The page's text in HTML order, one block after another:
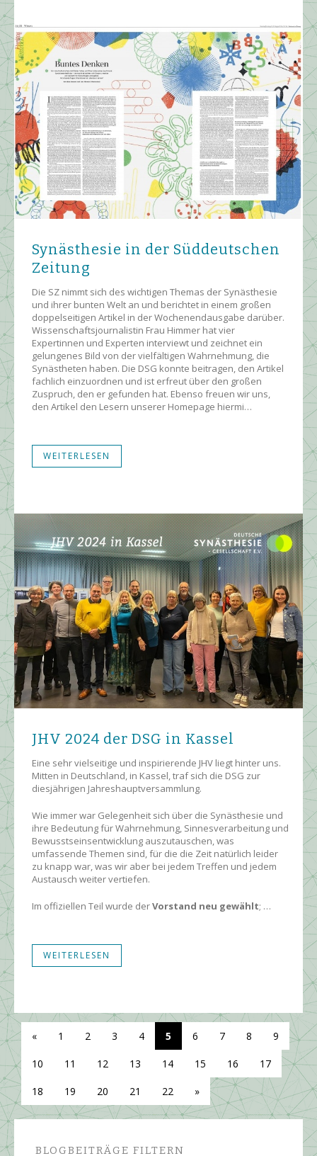
Synästhesie in der Süddeutschen
Zeitung
Die SZ nimmt sich des wichtigen Themas der Synästhesie
und ihrer bunten Welt an und berichtet in einem großen
doppelseitigen Artikel in der Wochenendausgabe darüber.
Wissenschaftsjournalistin Frau Himmer hat vier
Expertinnen und Experten interviewt und zeichnet ein
gelungenes Bild von der vielfältigen Wahrnehmung, die
Synästheten haben. Die DSG konnte beitragen, den Artikel
fachlich einzuordnen und ist erfreut über den großen
Zuspruch, den er gefunden hat. Ebenso freuen wir uns,
den Artikel den Lesern unserer Homepage hiermi…
WEITERLESEN
JHV 2024 der DSG in Kassel
Eine sehr vielseitige und inspirierende JHV liegt hinter uns.
Mitten in Deutschland, in Kassel, traf sich die DSG zur
diesjährigen Jahreshauptversammlung.
Wie immer war Gelegenheit sich über die Synästhesie und
ihre Bedeutung für Wahrnehmung, Sinnesverarbeitung und
Bewusstseinsentwicklung auszutauschen, was
umfassende Themen sind, für die die Zeit natürlich leider
zu knapp war, was wir aber bei jedem Treffen und jedem
Austausch weiter vertiefen.
Im offiziellen Teil wurde derVorstand neu gewählt; …
WEITERLESEN
« 1 2 3 4 5 6 7 8 9
10 11 12 13 14 15 16 17
18 19 20 21 22 »
BLOGBEITRÄGE FILTERN